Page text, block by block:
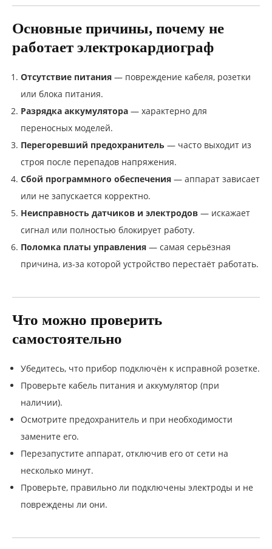
Основные причины, почему не
работает электрокардиограф
Отсутствие питания — повреждение кабеля, розетки
или блока питания.
Разрядка аккумулятора — характерно для
переносных моделей.
Перегоревший предохранитель — часто выходит из
строя после перепадов напряжения.
Сбой программного обеспечения — аппарат зависает
или не запускается корректно.
Неисправность датчиков и электродов — искажает
сигнал или полностью блокирует работу.
Поломка платы управления — самая серьёзная
причина, из-за которой устройство перестаёт работать.
Что можно проверить
самостоятельно
Убедитесь, что прибор подключён к исправной розетке.
Проверьте кабель питания и аккумулятор (при
наличии).
Осмотрите предохранитель и при необходимости
замените его.
Перезапустите аппарат, отключив его от сети на
несколько минут.
Проверьте, правильно ли подключены электроды и не
повреждены ли они.